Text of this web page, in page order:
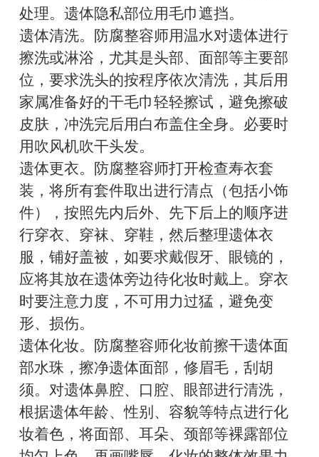
处理。遗体隐私部位用毛巾遮挡。
遗体清洗。防腐整容师用温水对遗体进行
擦洗或淋浴，尤其是头部、面部等主要部
位，要求洗头的按程序依次清洗，其后用
家属准备好的干毛巾轻轻擦试，避免擦破
皮肤，冲洗完后用白布盖住全身。必要时
用吹风机吹干头发。
遗体更衣。防腐整容师打开检查寿衣套
装，将所有套件取出进行清点（包括小饰
件），按照先内后外、先下后上的顺序进
行穿衣、穿袜、穿鞋，然后整理遗体衣
服，铺好盖被，如要求戴假牙、眼镜的，
应将其放在遗体旁边待化妆时戴上。穿衣
时要注意力度，不可用力过猛，避免变
形、损伤。
遗体化妆。防腐整容师化妆前擦干遗体面
部水珠，擦净遗体面部，修眉毛，刮胡
须。对遗体鼻腔、口腔、眼部进行清洗，
根据遗体年龄、性别、容貌等特点进行化
妆着色，将面部、耳朵、颈部等裸露部位